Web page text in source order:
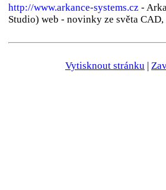
http://www.arkance-systems.cz -
Studio) web - novinky ze světa
Vytisknout stránku |